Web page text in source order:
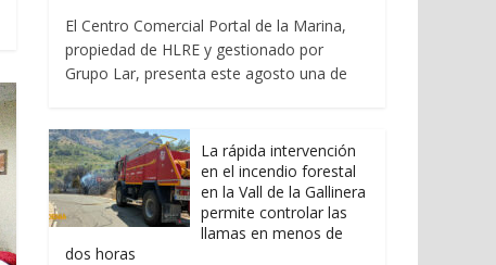
El Centro Comercial Portal de la Marina,
propiedad de HLRE y gestionado por
Grupo Lar, presenta este agosto una de
La rápida intervención
en el incendio forestal
en la Vall de la Gallinera
permite controlar las
llamas en menos de
dos horas